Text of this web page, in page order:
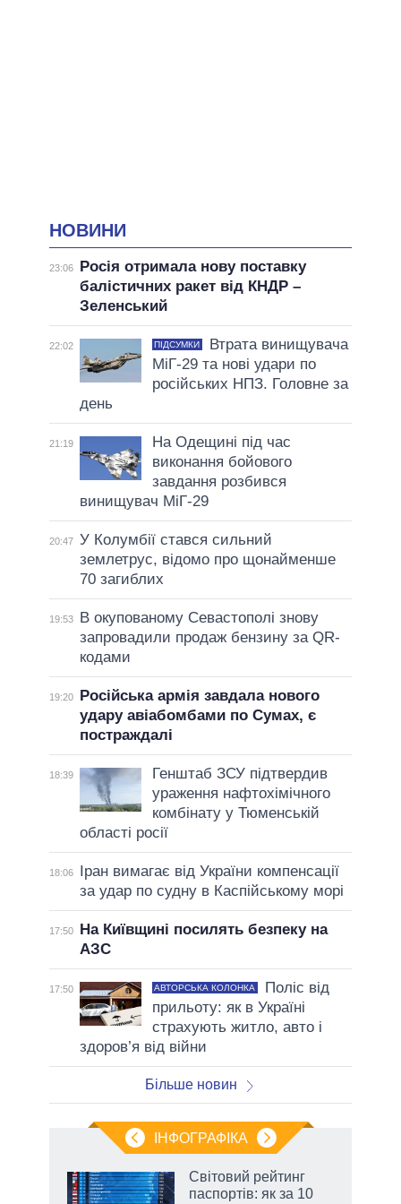
НОВИНИ
23:06
Росія отримала нову поставку
балістичних ракет від КНДР –
Зеленський
22:02 ПІДСУМКИ
Втрата винищувача
МіГ-29 та нові удари по
російських НПЗ. Головне за
день
21:19
На Одещині під час
виконання бойового
завдання розбився
винищувач МіГ-29
20:47 У Колумбії стався сильний
землетрус, відомо про щонайменше
70 загиблих
19:53
В окупованому Севастополі знову
запровадили продаж бензину за QR-
кодами
19:20
Російська армія завдала нового
удару авіабомбами по Сумах, є
постраждалі
18:39
Генштаб ЗСУ підтвердив
ураження нафтохімічного
комбінату у Тюменській
області росії
18:06
Іран вимагає від України компенсації
за удар по судну в Каспійському морі
17:50
На Київщині посилять безпеку на
АЗС
17:50 АВТОРСЬКА КОЛОНКА
Поліс від
прильоту: як в Україні
страхують житло, авто і
здоров’я від війни
Більше новин
ІНФОГРАФІКА
Світовий рейтинг
паспортів: як за 10